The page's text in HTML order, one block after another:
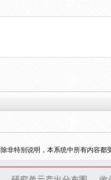
除非特别说明，本系统中所有内容都